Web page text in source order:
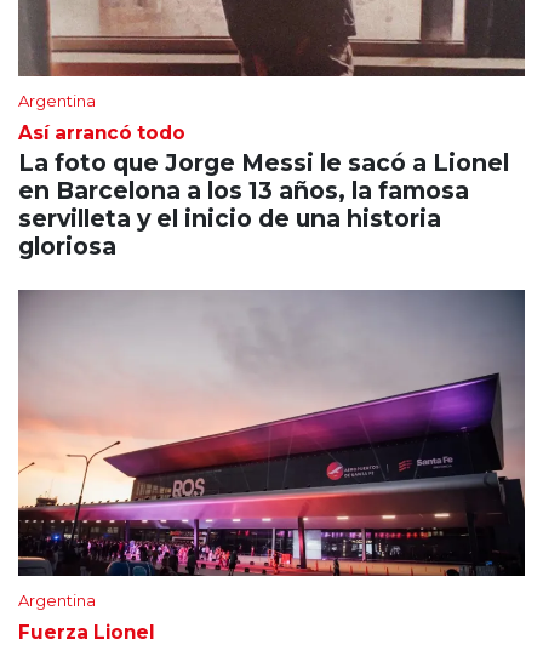
Argentina
Así arrancó todo
La foto que Jorge Messi le sacó a Lionel
en Barcelona a los 13 años, la famosa
servilleta y el inicio de una historia
gloriosa
Argentina
Fuerza Lionel